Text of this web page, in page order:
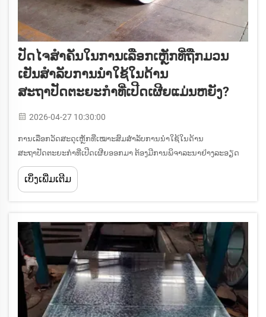
ປັດໄຈສຳຄັນໃນການເລືອກເຫຼັກທີ່ຖືກມວນ
ເຢັນສຳລັບການນຳໃຊ້ໃນດ້ານ
ສະຖາປັດຕະຍະກຳທີ່ເປີດເຜີຍແມ່ນຫຍັງ?
2026-04-27 10:30:00
ການເລືອກວັດສະດຸເຫຼັກທີ່ເໝາະສົມສຳລັບການນຳໃຊ້ໃນດ້ານ
ສະຖາປັດຕະຍະກຳທີ່ເປີດເຜີຍອອກມາ ຕ້ອງມີການພິຈາລະນາຢ່າງລະອຽດ
ເຖິງປັດໄຈດ້ານເຕັກນິກ ແລະ ປັດໄຈດ້ານຄວາມງາມທີ່ມີຜົນກະທົບໂດຍກົງຕໍ່
ປະສິດທິພາບໃນໄລຍະຍາວ ແລະ ຄວາມດຶງດູດດ້ານທັດສະນະ. ເຫຼັກທີ່ຜ່ານ
ເບິ່ງເພີ່ມເຕີມ